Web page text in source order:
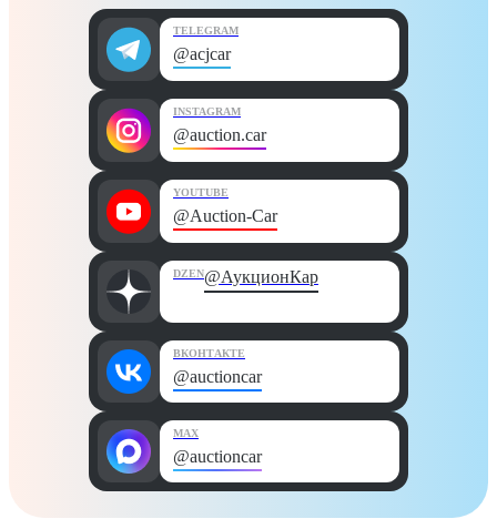
TELEGRAM
@acjcar
INSTAGRAM
@auction.car
YOUTUBE
@Auction-Car
DZEN@АукционКар
ВКОНТАКТЕ
@auctioncar
MAX
@auctioncar